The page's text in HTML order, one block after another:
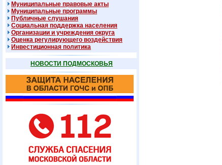
Муниципальные правовые акты
Муниципальные программы
Публичные слушания
Социальная поддержка населения
Организации и учреждения округа
Оценка регулирующего воздействия
Инвестиционная политика
НОВОСТИ ПОДМОСКОВЬЯ